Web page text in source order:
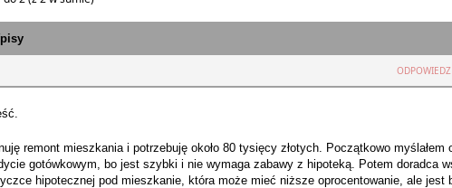
ODPOWIEDZ
remont mieszkania i potrzebuję około 80 tysięcy złotych. Początkowo myślałem
gotówkowym, bo jest szybki i nie wymaga zabawy z hipoteką. Potem doradca
hipotecznej pod mieszkanie, która może mieć niższe oprocentowanie, ale jest